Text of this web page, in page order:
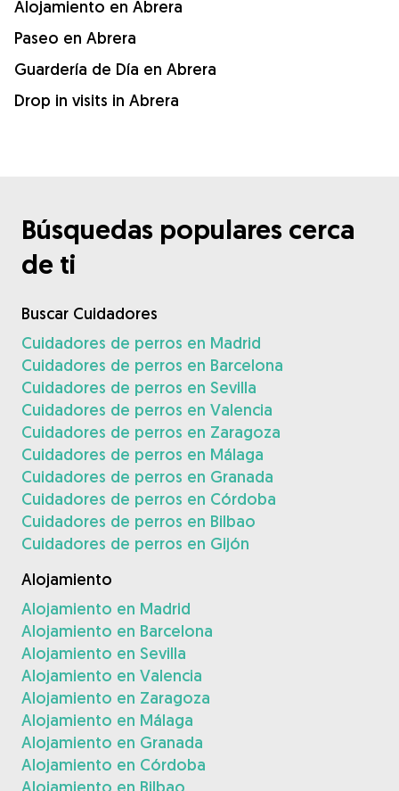
Alojamiento en Abrera
Paseo en Abrera
Guardería de Día en Abrera
Drop in visits in Abrera
Búsquedas populares cerca
de ti
Buscar Cuidadores
Cuidadores de perros en Madrid
Cuidadores de perros en Barcelona
Cuidadores de perros en Sevilla
Cuidadores de perros en Valencia
Cuidadores de perros en Zaragoza
Cuidadores de perros en Málaga
Cuidadores de perros en Granada
Cuidadores de perros en Córdoba
Cuidadores de perros en Bilbao
Cuidadores de perros en Gijón
Alojamiento
Alojamiento en Madrid
Alojamiento en Barcelona
Alojamiento en Sevilla
Alojamiento en Valencia
Alojamiento en Zaragoza
Alojamiento en Málaga
Alojamiento en Granada
Alojamiento en Córdoba